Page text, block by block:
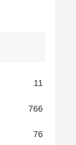
11
766
76